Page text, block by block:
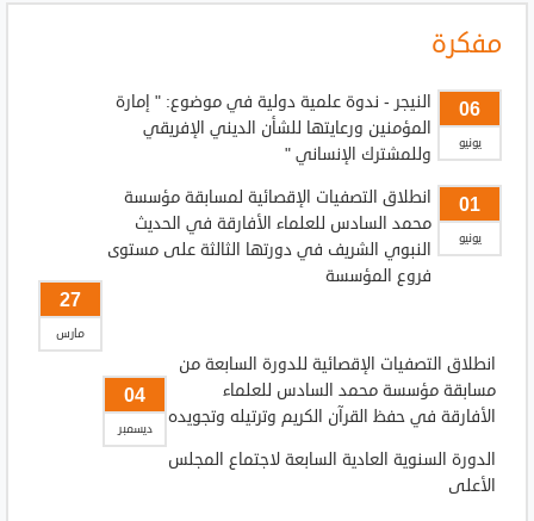
مفكرة
06
يونيو
النيجر - ندوة علمية دولية في موضوع: " إمارة
المؤمنين ورعايتها للشأن الديني الإفريقي
وللمشترك الإنساني "
01
يونيو
انطلاق التصفيات الإقصائية لمسابقة مؤسسة
محمد السادس للعلماء الأفارقة في الحديث
النبوي الشريف في دورتها الثالثة على مستوى
فروع المؤسسة
27
مارس
انطلاق التصفيات الإقصائية للدورة السابعة من
مسابقة مؤسسة محمد السادس للعلماء
الأفارقة في حفظ القرآن الكريم وترتيله وتجويده
04
ديسمبر
الدورة السنوية العادية السابعة لاجتماع المجلس
الأعلى